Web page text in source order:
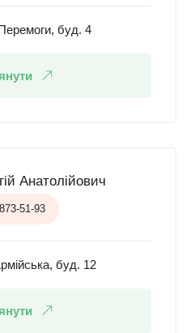
буд. 4
Анатолійович
51-93
буд. 12